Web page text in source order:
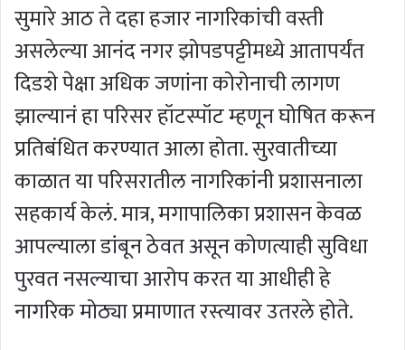
सुमारे आठ ते दहा हजार नागरिकांची वस्ती
असलेल्या आनंद नगर झोपडपट्टीमध्ये आतापर्यंत
दिडशे पेक्षा अधिक जणांना कोरोनाची लागण
झाल्यानं हा परिसर हॉटस्पॉट म्हणून घोषित करून
प्रतिबंधित करण्यात आला होता. सुरवातीच्या
काळात या परिसरातील नागरिकांनी प्रशासनाला
सहकार्य केलं. मात्र, मगापालिका प्रशासन केवळ
आपल्याला डांबून ठेवत असून कोणत्याही सुविधा
पुरवत नसल्याचा आरोप करत या आधीही हे
नागरिक मोठ्या प्रमाणात रस्त्यावर उतरले होते.